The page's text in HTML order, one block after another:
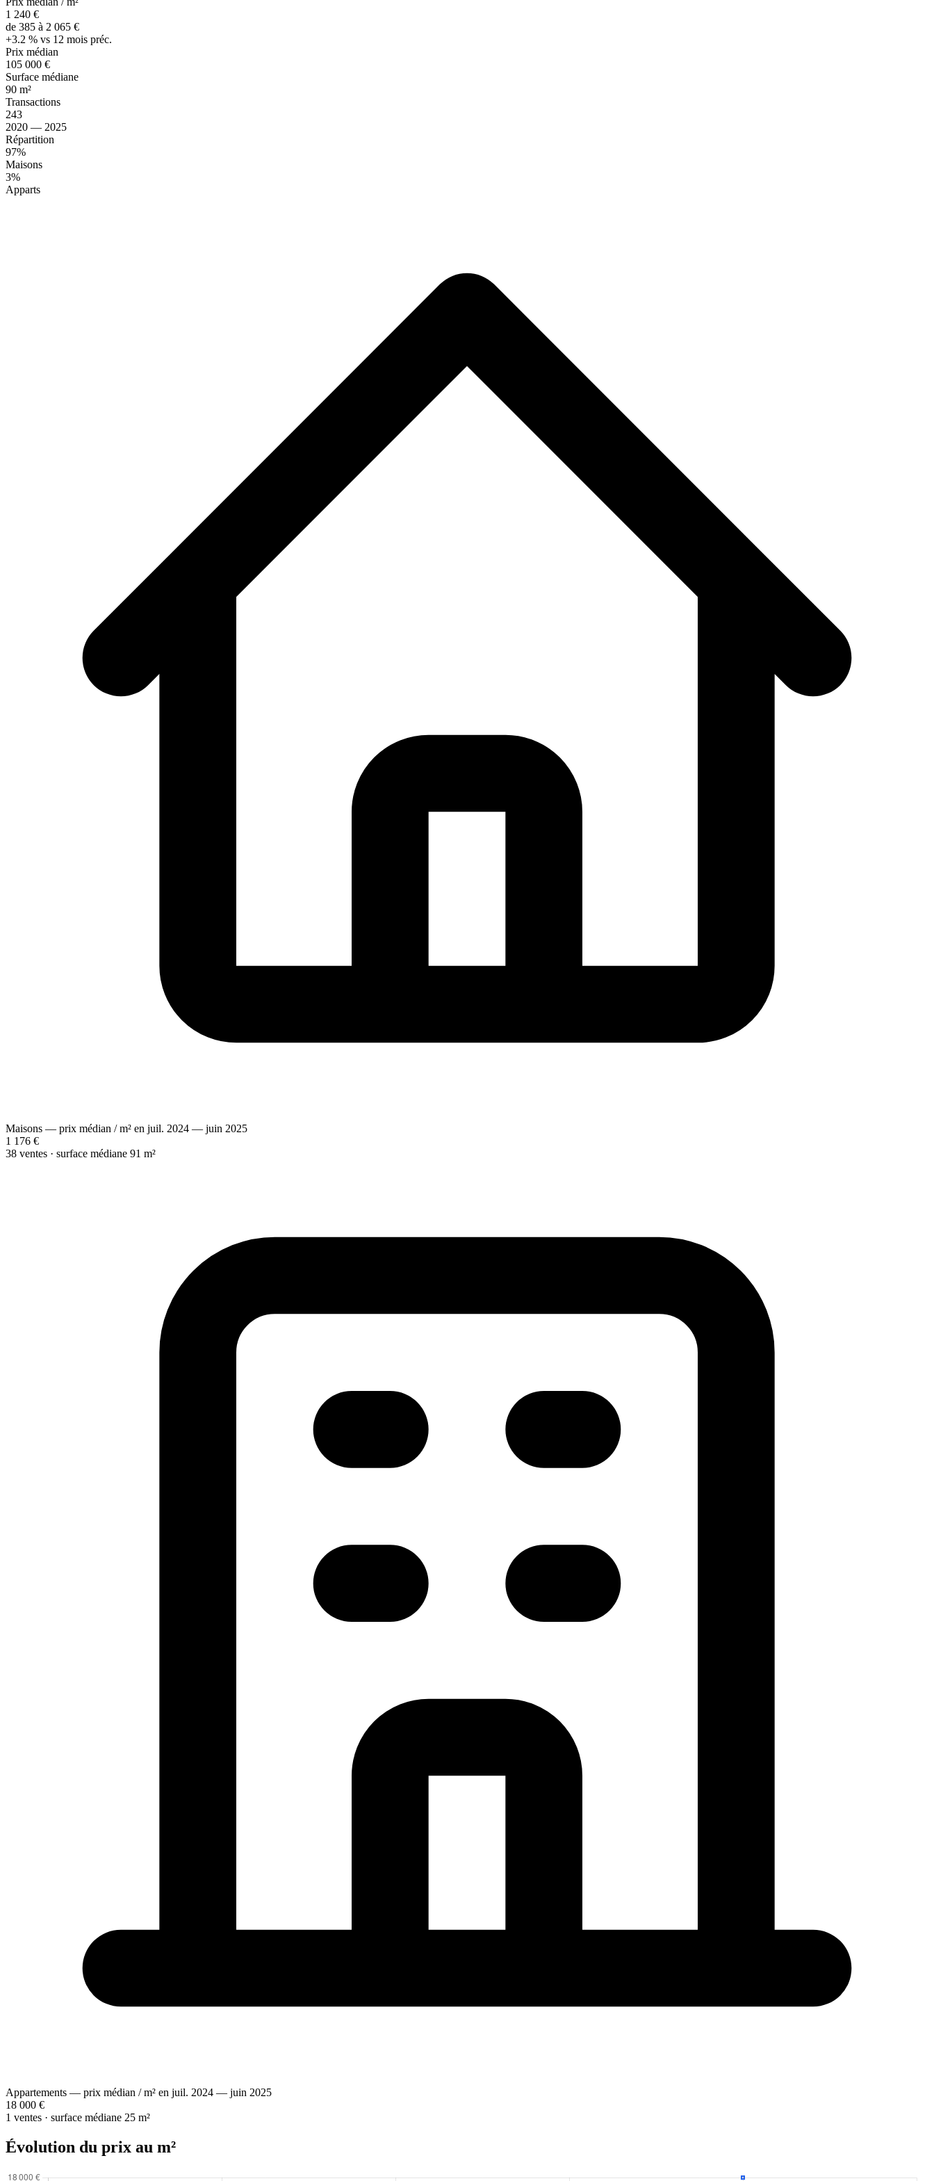
1 240 €
de 385 à 2 065 €
+3.2 % vs 12 mois préc.
Prix médian
105 000 €
Surface médiane
90 m²
Transactions
243
2020 — 2025
Répartition
97%
Maisons
3%
Apparts
Maisons — prix médian / m² en juil. 2024 — juin 2025
1 176 €
38 ventes · surface médiane 91 m²
Appartements — prix médian / m² en juil. 2024 — juin 2025
18 000 €
1 ventes · surface médiane 25 m²
Évolution du prix au m²